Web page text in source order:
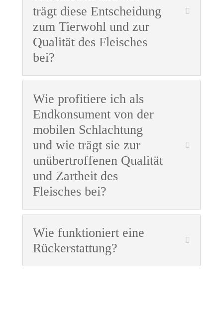
trägt diese Entscheidung
zum Tierwohl und zur
Qualität des Fleisches
bei?
Wie profitiere ich als
Endkonsument von der
mobilen Schlachtung
und wie trägt sie zur
unübertroffenen Qualität
und Zartheit des
Fleisches bei?
Wie funktioniert eine
Rückerstattung?